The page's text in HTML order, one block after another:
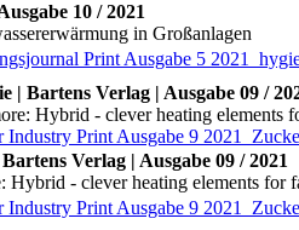
10 / 2021
in Großanlagen
Print Ausgabe 5
| Bartens Verlag | Ausgabe 09 /
Hybrid - clever heating elements
Industry Print Ausgabe 9
Verlag | Ausgabe 09 / 2021
Hybrid - clever heating elements for
Industry Print Ausgabe 9